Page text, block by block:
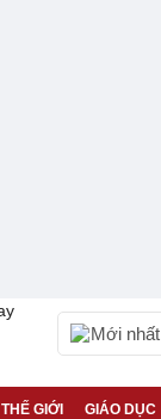
Mới nhất
THẾ GIỚI GIÁO DỤC